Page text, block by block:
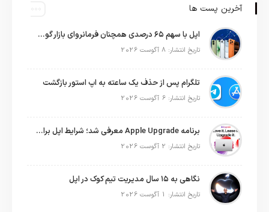
آخرین پست ها
اپل با سهم ۶۵ درصدی همچنان فرمانروای بازار گوشی‌های پریمیوم جهان است
تاریخ انتشار: 8 آگوست 2026
تلگرام پس از حذف یک ساعته به اپ استور بازگشت
تاریخ انتشار: 6 آگوست 2026
برنامه Apple Upgrade معرفی شد؛ شرایط اپل برای اجاره آیفون، آیپد، مک و اپل واچ
تاریخ انتشار: 2 آگوست 2026
نگاهی به ۱۵ سال مدیریت تیم کوک در اپل
تاریخ انتشار: 1 آگوست 2026